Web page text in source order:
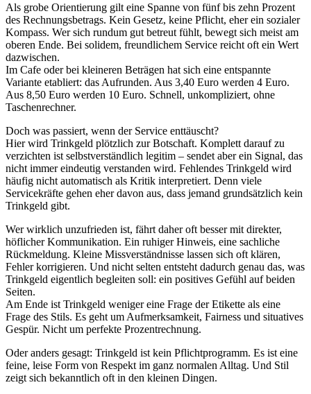
Als grobe Orientierung gilt eine Spanne von fünf bis zehn Prozent
des Rechnungsbetrags. Kein Gesetz, keine Pflicht, eher ein sozialer
Kompass. Wer sich rundum gut betreut fühlt, bewegt sich meist am
oberen Ende. Bei solidem, freundlichem Service reicht oft ein Wert
dazwischen.
Im Cafe oder bei kleineren Beträgen hat sich eine entspannte
Variante etabliert: das Aufrunden. Aus 3,40 Euro werden 4 Euro.
Aus 8,50 Euro werden 10 Euro. Schnell, unkompliziert, ohne
Taschenrechner.
Doch was passiert, wenn der Service enttäuscht?
Hier wird Trinkgeld plötzlich zur Botschaft. Komplett darauf zu
verzichten ist selbstverständlich legitim – sendet aber ein Signal, das
nicht immer eindeutig verstanden wird. Fehlendes Trinkgeld wird
häufig nicht automatisch als Kritik interpretiert. Denn viele
Servicekräfte gehen eher davon aus, dass jemand grundsätzlich kein
Trinkgeld gibt.
Wer wirklich unzufrieden ist, fährt daher oft besser mit direkter,
höflicher Kommunikation. Ein ruhiger Hinweis, eine sachliche
Rückmeldung. Kleine Missverständnisse lassen sich oft klären,
Fehler korrigieren. Und nicht selten entsteht dadurch genau das, was
Trinkgeld eigentlich begleiten soll: ein positives Gefühl auf beiden
Seiten.
Am Ende ist Trinkgeld weniger eine Frage der Etikette als eine
Frage des Stils. Es geht um Aufmerksamkeit, Fairness und situatives
Gespür. Nicht um perfekte Prozentrechnung.
Oder anders gesagt: Trinkgeld ist kein Pflichtprogramm. Es ist eine
feine, leise Form von Respekt im ganz normalen Alltag. Und Stil
zeigt sich bekanntlich oft in den kleinen Dingen.